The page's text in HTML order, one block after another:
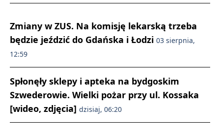
Zmiany w ZUS. Na komisję lekarską trzeba
będzie jeździć do Gdańska i Łodzi 03 sierpnia,
12:59
Spłonęły sklepy i apteka na bydgoskim
Szwederowie. Wielki pożar przy ul. Kossaka
[wideo, zdjęcia] dzisiaj, 06:20